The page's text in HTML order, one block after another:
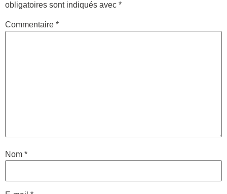
obligatoires sont indiqués avec *
Commentaire *
Nom *